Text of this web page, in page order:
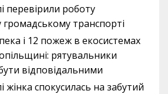
перевірили роботу
громадському транспорті
і 12 пожеж в екосистемах
рятувальники
відповідальними
жінка спокусилась на забутий